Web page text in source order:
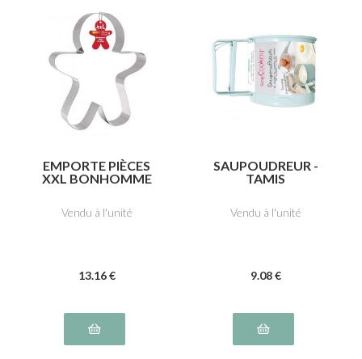
EMPORTE PIÈCES
XXL BONHOMME
Vendu à l'unité
13.16 €
SAUPOUDREUR -
TAMIS
Vendu à l'unité
9.08 €